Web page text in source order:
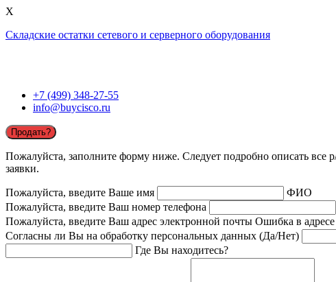
X
Складские остатки сетевого и серверного оборудования
+7 (499) 348-27-55
info@buycisco.ru
Продать?
Пожалуйста, заполните форму ниже. Следует подробно описать все
заявки.
Пожалуйста, введите Ваше имя
ФИО
Пожалуйста, введите Ваш номер телефона
Пожалуйста, введите Ваш адрес электронной почты Ошибка в
Согласны ли Вы на обработку персональных данных (Да/Нет)
Где Вы находитесь?